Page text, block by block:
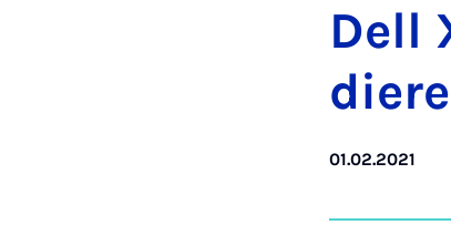
Dell
01.02.2021